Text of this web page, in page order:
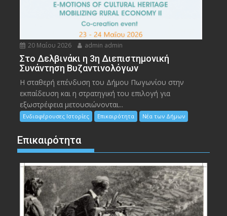
20 Μαΐου 2026 admin admin
Στο Δελβινάκι η 3η Διεπιστημονική
Συνάντηση Βυζαντινολόγων
Η σταθερή επένδυση του Δήμου Πωγωνίου στην
εκπαίδευση και η στρατηγική του επιλογή για
εξωστρέφεια μετουσιώνονται...
Ενδιαφέρουσες Ιστορίες Επικαιρότητα Νέα των Δήμων
Επικαιρότητα